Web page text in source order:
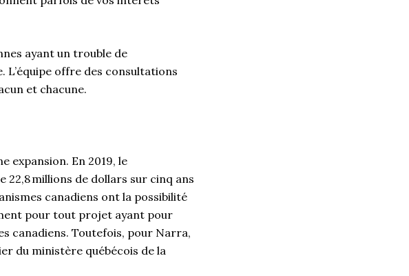
ayant un trouble de
L’équipe offre des consultations
et chacune.
expansion. En 2019, le
millions de dollars sur cinq ans
canadiens ont la possibilité
pour tout projet ayant pour
canadiens. Toutefois, pour Narra,
du ministère québécois de la